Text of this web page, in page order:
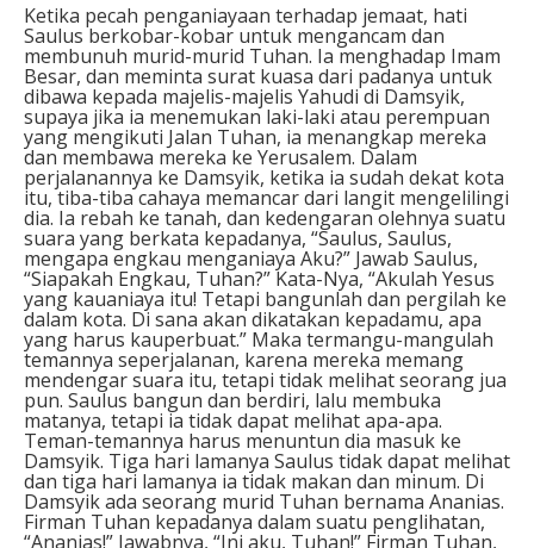
Ketika pecah penganiayaan terhadap jemaat, hati
Saulus berkobar-kobar untuk mengancam dan
membunuh murid-murid Tuhan. Ia menghadap Imam
Besar, dan meminta surat kuasa dari padanya untuk
dibawa kepada majelis-majelis Yahudi di Damsyik,
supaya jika ia menemukan laki-laki atau perempuan
yang mengikuti Jalan Tuhan, ia menangkap mereka
dan membawa mereka ke Yerusalem. Dalam
perjalanannya ke Damsyik, ketika ia sudah dekat kota
itu, tiba-tiba cahaya memancar dari langit mengelilingi
dia. Ia rebah ke tanah, dan kedengaran olehnya suatu
suara yang berkata kepadanya, “Saulus, Saulus,
mengapa engkau menganiaya Aku?” Jawab Saulus,
“Siapakah Engkau, Tuhan?” Kata-Nya, “Akulah Yesus
yang kauaniaya itu! Tetapi bangunlah dan pergilah ke
dalam kota. Di sana akan dikatakan kepadamu, apa
yang harus kauperbuat.” Maka termangu-mangulah
temannya seperjalanan, karena mereka memang
mendengar suara itu, tetapi tidak melihat seorang jua
pun. Saulus bangun dan berdiri, lalu membuka
matanya, tetapi ia tidak dapat melihat apa-apa.
Teman-temannya harus menuntun dia masuk ke
Damsyik. Tiga hari lamanya Saulus tidak dapat melihat
dan tiga hari lamanya ia tidak makan dan minum. Di
Damsyik ada seorang murid Tuhan bernama Ananias.
Firman Tuhan kepadanya dalam suatu penglihatan,
“Ananias!” Jawabnya, “Ini aku, Tuhan!” Firman Tuhan,